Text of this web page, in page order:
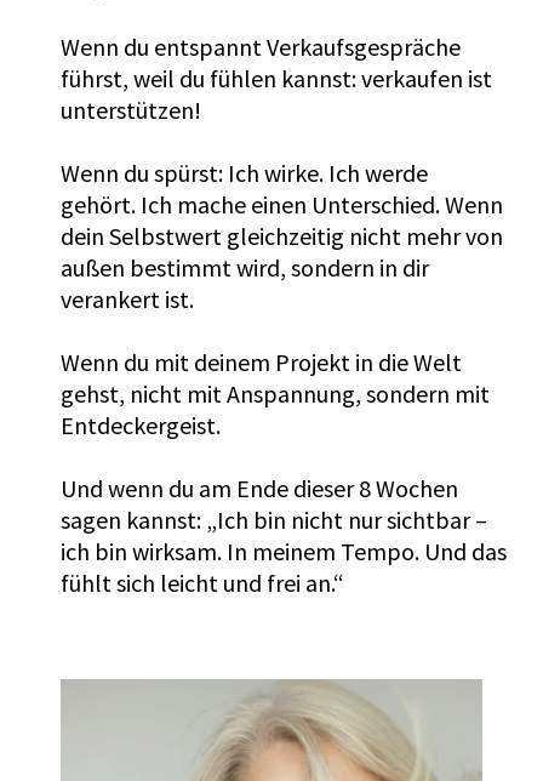
Wenn du entspannt Verkaufsgespräche
führst, weil du fühlen kannst: verkaufen ist
unterstützen!
Wenn du spürst: Ich wirke. Ich werde
gehört. Ich mache einen Unterschied. Wenn
dein Selbstwert gleichzeitig nicht mehr von
außen bestimmt wird, sondern in dir
verankert ist.
Wenn du mit deinem Projekt in die Welt
gehst, nicht mit Anspannung, sondern mit
Entdeckergeist.
Und wenn du am Ende dieser 8 Wochen
sagen kannst: „Ich bin nicht nur sichtbar –
ich bin wirksam. In meinem Tempo. Und das
fühlt sich leicht und frei an.“